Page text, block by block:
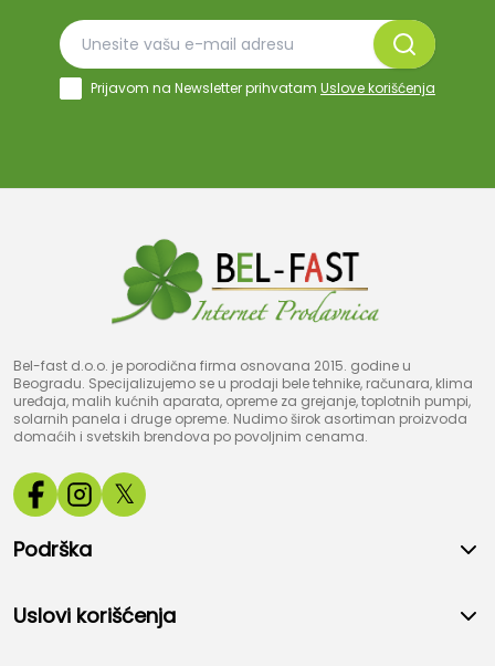
Prijavom na Newsletter prihvatam Uslove korišćenja
Bel-fast d.o.o. je porodična firma osnovana 2015. godine u
Beogradu. Specijalizujemo se u prodaji bele tehnike, računara, klima
uređaja, malih kućnih aparata, opreme za grejanje, toplotnih pumpi,
solarnih panela i druge opreme. Nudimo širok asortiman proizvoda
domaćih i svetskih brendova po povoljnim cenama.
𝕏
Podrška
Uslovi korišćenja